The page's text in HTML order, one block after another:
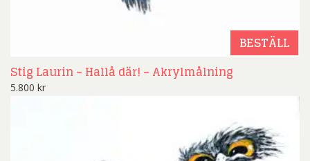
BESTÄLL
Stig Laurin – Hallå där! – Akrylmålning
5.800 kr